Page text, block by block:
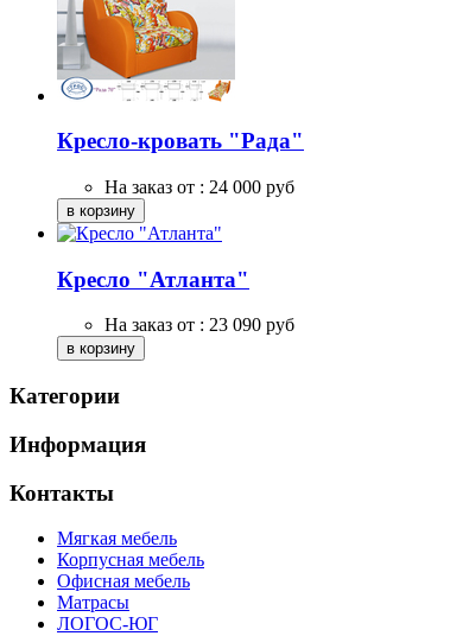
Кресло-кровать "Рада"
На заказ от : 24 000 руб
Кресло "Атланта"
На заказ от : 23 090 руб
Категории
Информация
Контакты
Мягкая мебель
Корпусная мебель
Офисная мебель
Матрасы
ЛОГОС-ЮГ